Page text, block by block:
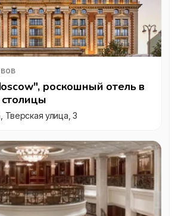
роскошный отель в
Тверская улица, 3